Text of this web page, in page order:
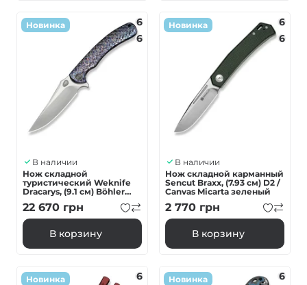
Новинка
6
6
В наличии
Нож складной
туристический Weknife
Dracarys, (9.1 см) Böhler
M390 / титан 6AL4V
пламенный
22 670 грн
В корзину
Новинка
6
6
В наличии
Нож складной карманный
Sencut Braxx, (7.93 см) D2 /
Canvas Micarta зеленый
2 770 грн
В корзину
Новинка
6
Новинка
6